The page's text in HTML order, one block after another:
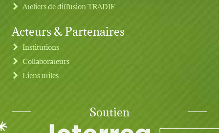
Ateliers de diffusion TRADIF
Acteurs & Partenaires
Institutions
Collaborateurs
Liens utiles
Soutien